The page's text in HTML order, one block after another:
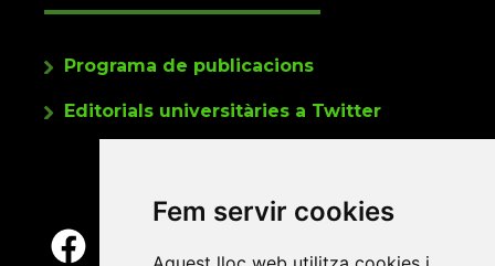
Fem servir cookies
Programa de publicacions
Editorials universitàries a Twitter